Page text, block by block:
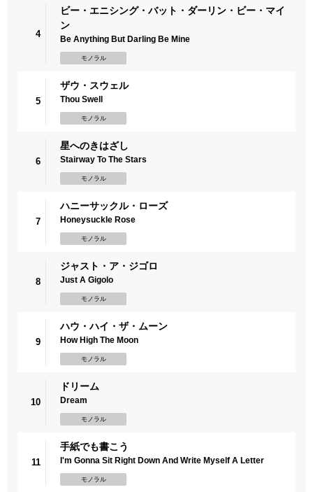
4
ビー・エニシング・バット・ダーリン・ビー・マイ
ン
Be Anything But Darling Be Mine
モノラル
5
ザウ・スウェル
Thou Swell
モノラル
6
星へのきはざし
Stairway To The Stars
モノラル
7
ハニーサックル・ローズ
Honeysuckle Rose
モノラル
8
ジャスト・ア・ジゴロ
Just A Gigolo
モノラル
9
ハウ・ハイ・ザ・ムーン
How High The Moon
モノラル
10
ドリーム
Dream
モノラル
11
手紙でも書こう
I'm Gonna Sit Right Down And Write Myself A Letter
モノラル